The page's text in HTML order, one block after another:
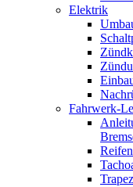
Elektrik
Fahrwerk-